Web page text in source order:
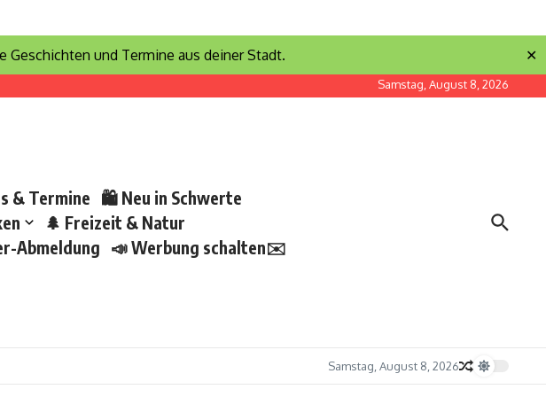
und Termine aus deiner Stadt. ✕
Samstag, August 8, 2026
& Termine 🛍 Neu in Schwerte
🌲 Freizeit & Natur
Abmeldung 📣 Werbung schalten✉️
Samstag, August 8, 2026